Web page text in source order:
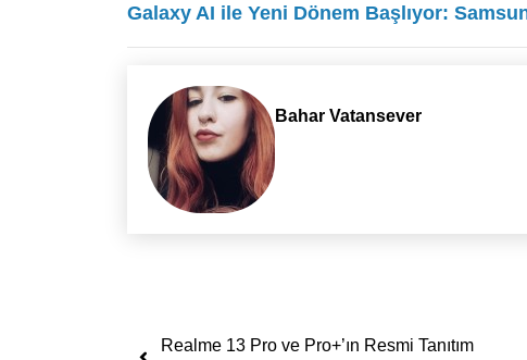
Galaxy AI ile Yeni Dönem Başlıyor:
Bahar Vatansever
Yazı dolaşımı
Realme 13 Pro ve Pro+’ın Resmi Tanıtım